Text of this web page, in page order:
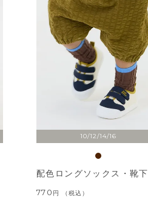
10/12/14/16
配色ロングソックス・靴下
770 税込